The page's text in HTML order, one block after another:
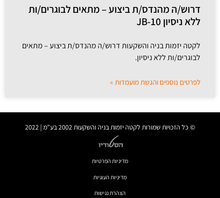
דרוש/ה מהנדס/ת ביצוע – מתאים לבוגרים/ות
ללא ניסיון JB-10
לקטה יזמות בניה והשקעות דרוש/ה מהנדס/ת ביצוע – מתאים
לבוגרים/ות ללא ניסיון.
לפרטים נוספים והגשת מועמדות »
© כל הזכויות שמורות לקטה יזמות בניה והשקעות 2002 בע"מ | 2022
מדיניות הפרטיות
מדיניות העוגיות
הצהרת נגישות